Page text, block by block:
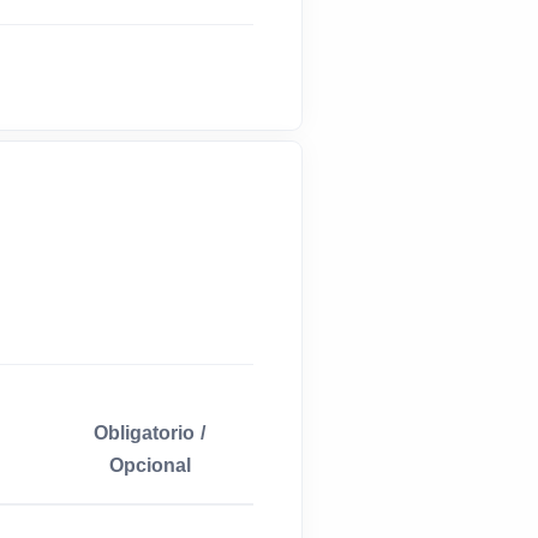
Obligatorio /
Opcional